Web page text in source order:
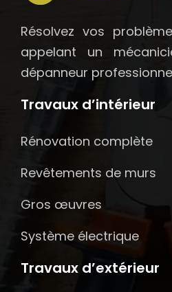
Résolvez vos
appelant un
dépanneur
Travaux d’intérieur
Rénovation complète
Revêtements de murs
Gros œuvres
Système électrique
Travaux d’extérieur